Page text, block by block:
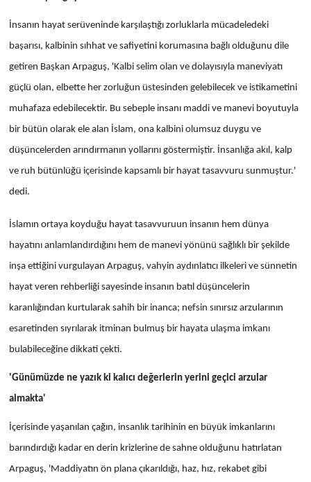
İnsanın hayat serüveninde karşılaştığı zorluklarla mücadeledeki
başarısı, kalbinin sıhhat ve safiyetini korumasına bağlı olduğunu dile
getiren Başkan Arpaguş, 'Kalbi selim olan ve dolayısıyla maneviyatı
güçlü olan, elbette her zorluğun üstesinden gelebilecek ve istikametini
muhafaza edebilecektir. Bu sebeple insanı maddi ve manevi boyutuyla
bir bütün olarak ele alan İslam, ona kalbini olumsuz duygu ve
düşüncelerden arındırmanın yollarını göstermiştir. İnsanlığa akıl, kalp
ve ruh bütünlüğü içerisinde kapsamlı bir hayat tasavvuru sunmuştur.'
dedi.
İslamın ortaya koyduğu hayat tasavvuruun insanın hem dünya
hayatını anlamlandırdığını hem de manevi yönünü sağlıklı bir şekilde
inşa ettiğini vurgulayan Arpaguş, vahyin aydınlatıcı ilkeleri ve sünnetin
hayat veren rehberliği sayesinde insanın batıl düşüncelerin
karanlığından kurtularak sahih bir inanca; nefsin sınırsız arzularının
esaretinden sıyrılarak itminan bulmuş bir hayata ulaşma imkanı
bulabileceğine dikkati çekti.
'Günümüzde ne yazık ki kalıcı değerlerin yerini geçici arzular
almakta'
İçerisinde yaşanılan çağın, insanlık tarihinin en büyük imkanlarını
barındırdığı kadar en derin krizlerine de sahne olduğunu hatırlatan
Arpaguş, 'Maddiyatın ön plana çıkarıldığı, haz, hız, rekabet gibi